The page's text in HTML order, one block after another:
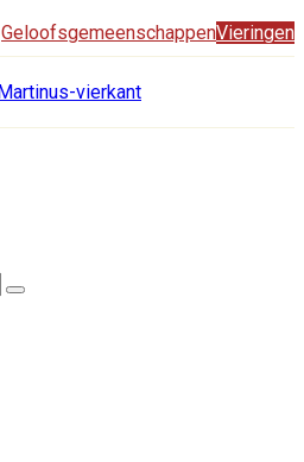
GeloofsgemeenschappenVieringen